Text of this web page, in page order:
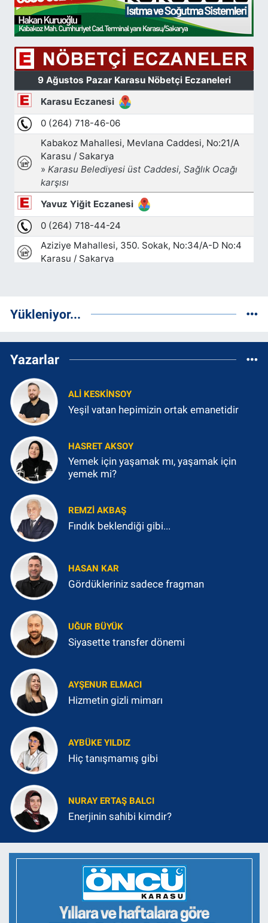
Yükleniyor...
Yazarlar
ALI KESKINSOY
Yeşil vatan hepimizin ortak emanetidir
HASRET AKSOY
Yemek için yaşamak mı, yaşamak için
yemek mi?
REMZI AKBAŞ
Fındık beklendiği gibi...
HASAN KAR
Gördükleriniz sadece fragman
UĞUR BÜYÜK
Siyasette transfer dönemi
AYŞENUR ELMACI
Hizmetin gizli mimarı
AYBÜKE YILDIZ
Hiç tanışmamış gibi
NURAY ERTAŞ BALCI
Enerjinin sahibi kimdir?